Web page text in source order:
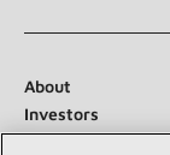
About
Investors
Suppliers